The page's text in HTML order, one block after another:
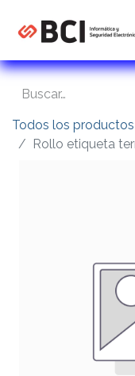
Todos los productos
Rollo etiqueta